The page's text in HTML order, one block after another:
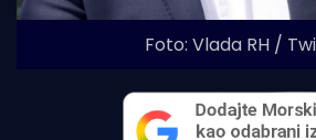
Foto: Vlada RH /